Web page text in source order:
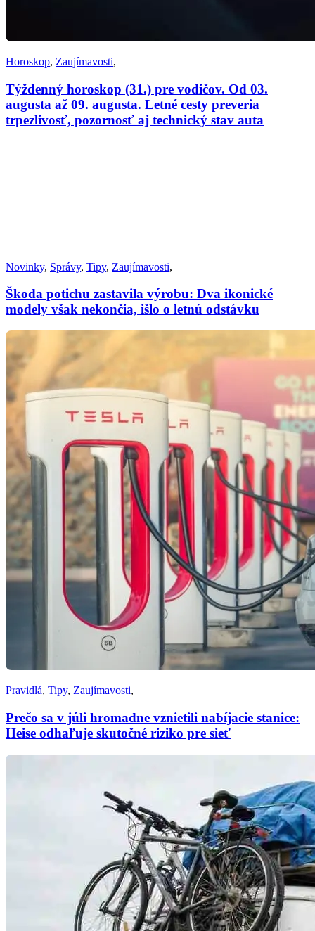
Horoskop, Zaujímavosti,
Týždenný horoskop (31.) pre vodičov. Od 03.
augusta až 09. augusta. Letné cesty preveria
trpezlivosť, pozornosť aj technický stav auta
Novinky, Správy, Tipy, Zaujímavosti,
Škoda potichu zastavila výrobu: Dva ikonické
modely však nekončia, išlo o letnú odstávku
Pravidlá, Tipy, Zaujímavosti,
Prečo sa v júli hromadne vznietili nabíjacie stanice:
Heise odhaľuje skutočné riziko pre sieť